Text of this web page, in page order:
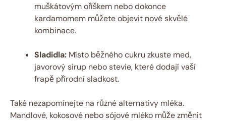
muškátovým oříškem nebo dokonce
kardamomem můžete objevit nové skvělé
kombinace.
Sladidla: Místo běžného cukru zkuste med,
javorový sirup nebo stevie, které dodají vaší
frapě přírodní sladkost.
Také nezapomínejte na různé alternativy mléka.
Mandlové, kokosové nebo sójové mléko může změnit